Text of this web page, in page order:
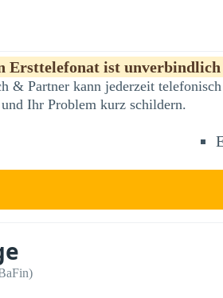
Ersttelefonat ist unverbindlich
& Partner kann jederzeit
Ihr Problem kurz schildern.